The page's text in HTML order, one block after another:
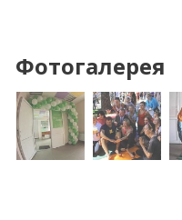
Фотогалерея